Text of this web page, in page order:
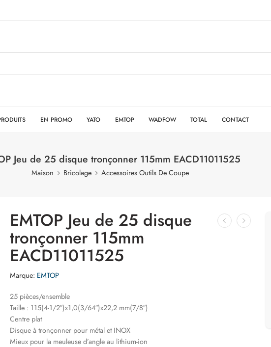
EN PROMO YATO EMTOP WADFOW TOTAL CONTACT
Jeu de 25 disque tronçonner 115mm EACD11011525
Maison Bricolage Accessoires Outils De Coupe
EMTOP Jeu de 25 disque
tronçonner 115mm
EACD11011525
Marque: EMTOP
25 pièces/ensemble
Taille : 115(4-1/2″)x1,0(3/64″)x22,2 mm(7/8″)
Centre plat
Disque à tronçonner pour métal et INOX
Mieux pour la meuleuse d’angle au lithium-ion